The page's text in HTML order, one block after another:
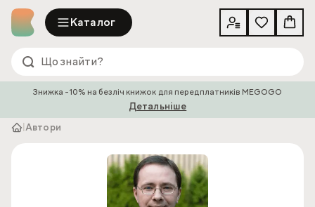
Каталог
Знижка -10% на безліч книжок для передплатників MEGOGO
Детальніше
|Автори